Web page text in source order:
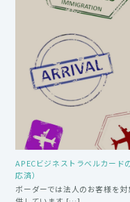
APECビジネストラベルカー
応済）
ボーダーでは法人のお客様を